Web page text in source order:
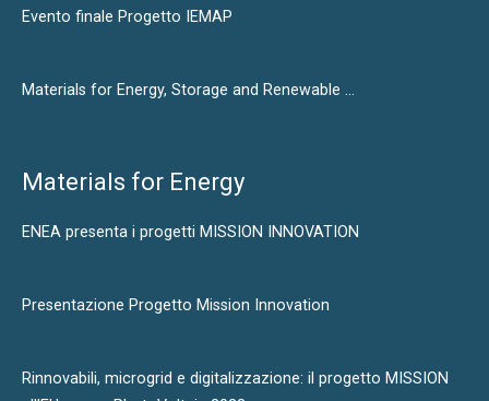
Evento finale Progetto IEMAP
Materials for Energy, Storage and Renewable …
Materials for Energy
ENEA presenta i progetti MISSION INNOVATION
Presentazione Progetto Mission Innovation
Rinnovabili, microgrid e digitalizzazione: il progetto MISSION